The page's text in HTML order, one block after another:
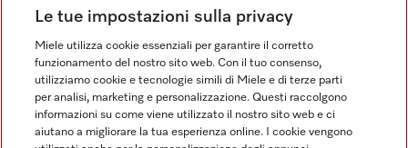
Dichiarazione di Accessibilità
Modulo di recesso
Legge sui servizi digitali
Impostazioni cookie
Le tue impostazioni sulla privacy
Miele utilizza cookie essenziali per garantire il corretto
funzionamento del nostro sito web. Con il tuo consenso,
utilizziamo cookie e tecnologie simili di Miele e di terze parti
per analisi, marketing e personalizzazione. Questi raccolgono
informazioni su come viene utilizzato il nostro sito web e ci
aiutano a migliorare la tua esperienza online. I cookie vengono